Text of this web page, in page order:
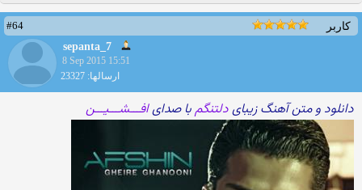
کاربر
#64
sepanta_7
8 Sep 2015 15:51
ارسالها: 23327
دانلود و متن آهنگ زیبایدلتنگمبا صدایافـــشـــیـــن